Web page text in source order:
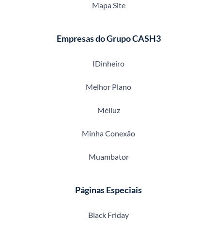
Mapa Site
Empresas do Grupo CASH3
IDinheiro
Melhor Plano
Méliuz
Minha Conexão
Muambator
Páginas Especiais
Black Friday